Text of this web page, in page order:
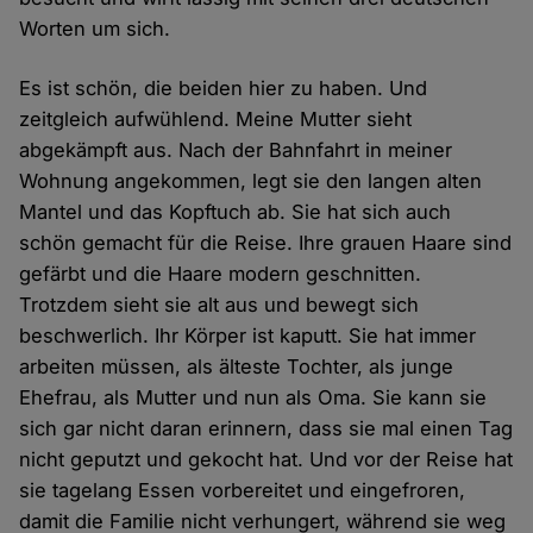
Worten um sich.
Es ist schön, die beiden hier zu haben. Und
zeitgleich aufwühlend. Meine Mutter sieht
abgekämpft aus. Nach der Bahnfahrt in meiner
Wohnung angekommen, legt sie den langen alten
Mantel und das Kopftuch ab. Sie hat sich auch
schön gemacht für die Reise. Ihre grauen Haare sind
gefärbt und die Haare modern geschnitten.
Trotzdem sieht sie alt aus und bewegt sich
beschwerlich. Ihr Körper ist kaputt. Sie hat immer
arbeiten müssen, als älteste Tochter, als junge
Ehefrau, als Mutter und nun als Oma. Sie kann sie
sich gar nicht daran erinnern, dass sie mal einen Tag
nicht geputzt und gekocht hat. Und vor der Reise hat
sie tagelang Essen vorbereitet und eingefroren,
damit die Familie nicht verhungert, während sie weg